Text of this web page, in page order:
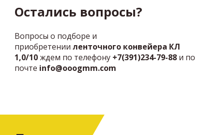
Остались вопросы?
Вопросы о подборе и
приобретении ленточного конвейера КЛ
1,0/10ждем по телефону +7(391)234-79-88 и по
почте info@ooogmm.com